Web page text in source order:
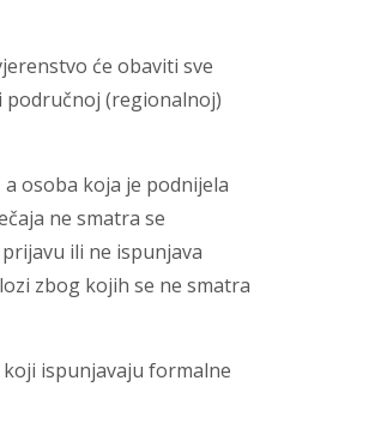
će obaviti sve
područnoj (regionalnoj)
osoba koja je podnijela
ne smatra se
ili ne ispunjava
zbog kojih se ne smatra
ispunjavaju formalne